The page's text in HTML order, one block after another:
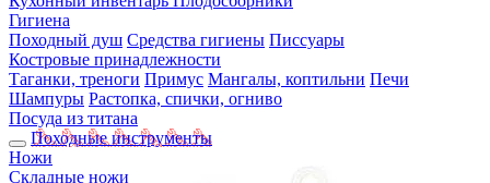
Гигиена
Походный душ Средства гигиены Писсуары
Костровые принадлежности
Таганки, треноги Примус Мангалы, коптильни Печи
Шампуры Растопка, спички, огниво
Посуда из титана
Походные инструменты
Ножи
Складные ножи